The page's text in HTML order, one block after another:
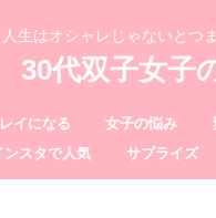
生はオシャレじゃないとつ
30代双子女子
イになる 女子の悩み
ンスタで人気 サプライズ